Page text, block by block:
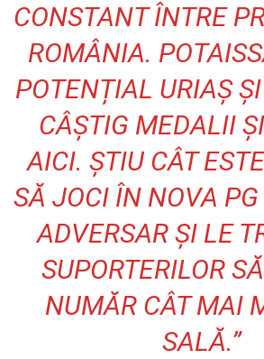
CONSTANT ÎNTRE
ROMÂNIA.
POTENȚIAL URIAȘ
CÂȘTIG MEDALII
AICI. ȘTIU CÂT
SĂ JOCI ÎN NOVA
ADVERSAR ȘI LE
SUPORTERILOR
NUMĂR CÂT MAI
SALĂ.”